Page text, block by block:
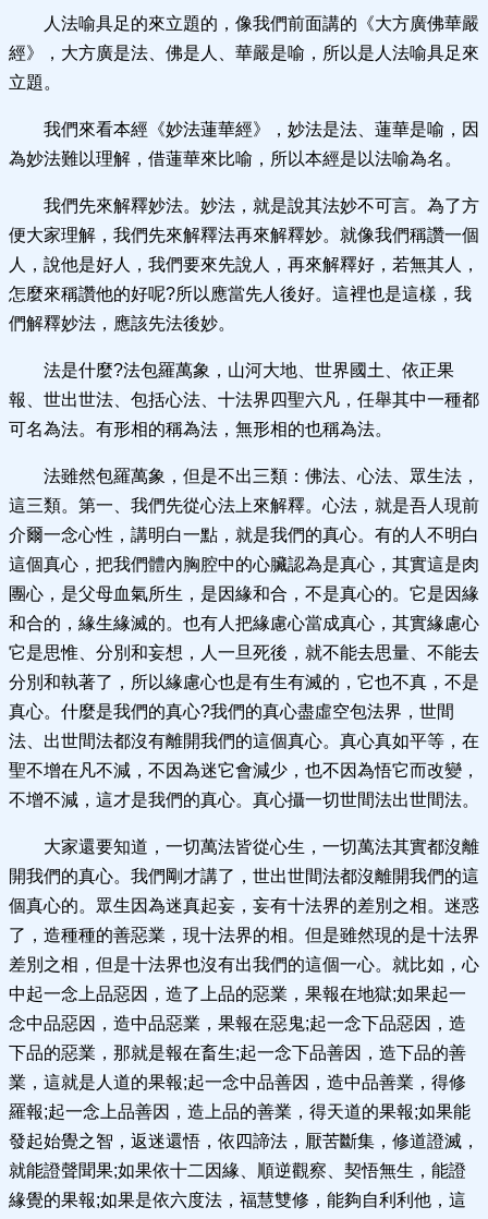
人法喻具足的來立題的，像我們前面講的《大方廣佛華嚴
經》，大方廣是法、佛是人、華嚴是喻，所以是人法喻具足來
立題。
我們來看本經《妙法蓮華經》，妙法是法、蓮華是喻，因
為妙法難以理解，借蓮華來比喻，所以本經是以法喻為名。
我們先來解釋妙法。妙法，就是說其法妙不可言。為了方
便大家理解，我們先來解釋法再來解釋妙。就像我們稱讚一個
人，說他是好人，我們要來先說人，再來解釋好，若無其人，
怎麼來稱讚他的好呢?所以應當先人後好。這裡也是這樣，我
們解釋妙法，應該先法後妙。
法是什麼?法包羅萬象，山河大地、世界國土、依正果
報、世出世法、包括心法、十法界四聖六凡，任舉其中一種都
可名為法。有形相的稱為法，無形相的也稱為法。
法雖然包羅萬象，但是不出三類：佛法、心法、眾生法，
這三類。第一、我們先從心法上來解釋。心法，就是吾人現前
介爾一念心性，講明白一點，就是我們的真心。有的人不明白
這個真心，把我們體內胸腔中的心臟認為是真心，其實這是肉
團心，是父母血氣所生，是因緣和合，不是真心的。它是因緣
和合的，緣生緣滅的。也有人把緣慮心當成真心，其實緣慮心
它是思惟、分別和妄想，人一旦死後，就不能去思量、不能去
分別和執著了，所以緣慮心也是有生有滅的，它也不真，不是
真心。什麼是我們的真心?我們的真心盡虛空包法界，世間
法、出世間法都沒有離開我們的這個真心。真心真如平等，在
聖不增在凡不減，不因為迷它會減少，也不因為悟它而改變，
不增不減，這才是我們的真心。真心攝一切世間法出世間法。
大家還要知道，一切萬法皆從心生，一切萬法其實都沒離
開我們的真心。我們剛才講了，世出世間法都沒離開我們的這
個真心的。眾生因為迷真起妄，妄有十法界的差別之相。迷惑
了，造種種的善惡業，現十法界的相。但是雖然現的是十法界
差別之相，但是十法界也沒有出我們的這個一心。就比如，心
中起一念上品惡因，造了上品的惡業，果報在地獄;如果起一
念中品惡因，造中品惡業，果報在惡鬼;起一念下品惡因，造
下品的惡業，那就是報在畜生;起一念下品善因，造下品的善
業，這就是人道的果報;起一念中品善因，造中品善業，得修
羅報;起一念上品善因，造上品的善業，得天道的果報;如果能
發起始覺之智，返迷還悟，依四諦法，厭苦斷集，修道證滅，
就能證聲聞果;如果依十二因緣、順逆觀察、契悟無生，能證
緣覺的果報;如果是依六度法，福慧雙修，能夠自利利他，這